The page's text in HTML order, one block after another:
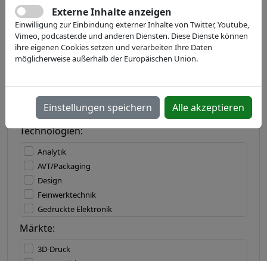
Land:
Technologien:
Analytik
AVT/Packaging
Design
Feinwerktechnik
Gedruckte Elektronik
IT/Software
Materialbearbeitung
Märkte:
3D-Druck
Externe Inhalte anzeigen
Einwilligung zur Einbindung externer Inhalte von Twitter, Youtube,
Vimeo, podcaster.de und anderen Diensten. Diese Dienste können
ihre eigenen Cookies setzen und verarbeiten Ihre Daten
möglicherweise außerhalb der Europäischen Union.
Einstellungen speichern Alle akzeptieren